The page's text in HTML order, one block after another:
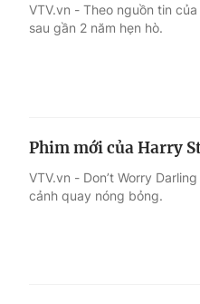
VTV.vn - Theo nguồn tin
sau gần 2 năm hẹn hò.
Phim mới của Harry
VTV.vn - Don’t Worry
cảnh quay nóng bỏng.